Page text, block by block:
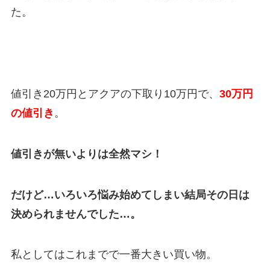
た。
値引き 20万円 とアクアの下取り10万円で、 30万円
の値引き 。
値引きが無いよりは全然マシ！
だけど…いろいろ悩み始めてしまい結局その日は
決められませんでした…。
私としてはこれまでで一番大きい買い物。